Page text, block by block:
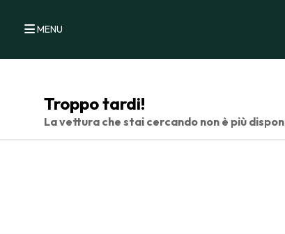
MENU
Troppo tardi!
La vettura che stai cercando non è più